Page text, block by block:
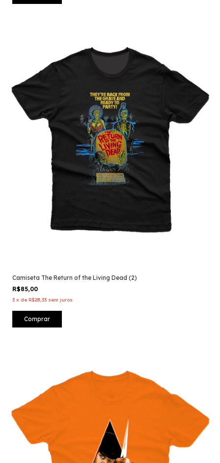
Camiseta The Return of the Living Dead (2)
R$85,00
3 x de R$28,33 sem juros
Comprar